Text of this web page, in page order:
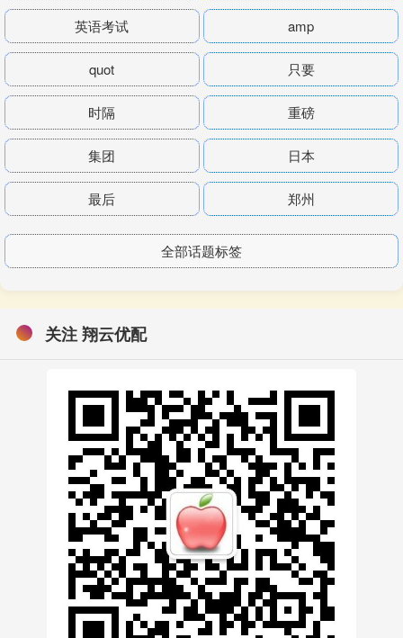
英语考试 amp
quot 只要
时隔 重磅
集团 日本
最后 郑州
全部话题标签
关注 翔云优配